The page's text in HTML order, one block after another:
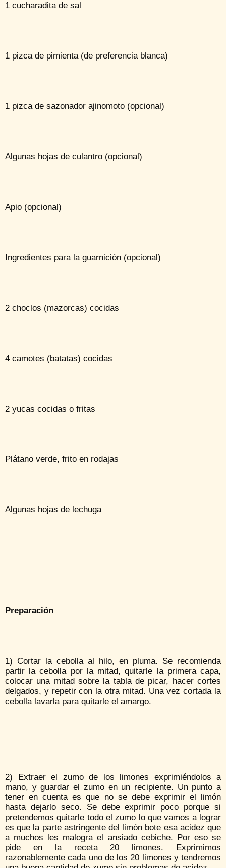
1 cucharadita de sal
1 pizca de pimienta (de preferencia blanca)
1 pizca de sazonador ajinomoto (opcional)
Algunas hojas de culantro (opcional)
Apio (opcional)
Ingredientes para la guarnición (opcional)
2 choclos (mazorcas) cocidas
4 camotes (batatas) cocidas
2 yucas cocidas o fritas
Plátano verde, frito en rodajas
Algunas hojas de lechuga
Preparación
1) Cortar la cebolla al hilo, en pluma. Se recomienda
partir la cebolla por la mitad, quitarle la primera capa,
colocar una mitad sobre la tabla de picar, hacer cortes
delgados, y repetir con la otra mitad. Una vez cortada la
cebolla lavarla para quitarle el amargo.
2) Extraer el zumo de los limones exprimiéndolos a
mano, y guardar el zumo en un recipiente. Un punto a
tener en cuenta es que no se debe exprimir el limón
hasta dejarlo seco. Se debe exprimir poco porque si
pretendemos quitarle todo el zumo lo que vamos a lograr
es que la parte astringente del limón bote esa acidez que
a muchos les malogra el ansiado cebiche. Por eso se
pide en la receta 20 limones. Exprimimos
razonablemente cada uno de los 20 limones y tendremos